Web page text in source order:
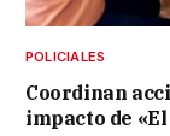
POLICIALES
Coordinan
impacto de